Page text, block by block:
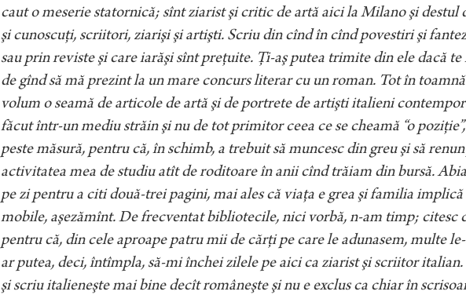
caut o meserie statornică; sînt ziarist şi critic de artă aici la Milano şi
şi cunoscuţi, scriitori, ziarişi şi artişti. Scriu din cînd în cînd povestiri şi
sau prin reviste şi care iarăşi sînt preţuite. Ţi-aş putea trimite din ele dacă
de gînd să mă prezint la un mare concurs literar cu un roman. Tot în
volum o seamă de articole de artă şi de portrete de artişti italieni
făcut într-un mediu străin şi nu de tot primitor ceea ce se cheamă “o
peste măsură, pentru că, în schimb, a trebuit să muncesc din greu şi să
activitatea mea de studiu atît de roditoare în anii cînd trăiam din bursă.
pe zi pentru a citi două-trei pagini, mai ales că viaţa e grea şi familia
mobile, aşezămînt. De frecventat bibliotecile, nici vorbă, n-am timp; citesc
pentru că, din cele aproape patru mii de cărţi pe care le adunasem, multe
ar putea, deci, întîmpla, să-mi închei zilele pe aici ca ziarist şi scriitor
şi scriu italieneşte mai bine decît româneşte şi nu e exclus ca chiar în